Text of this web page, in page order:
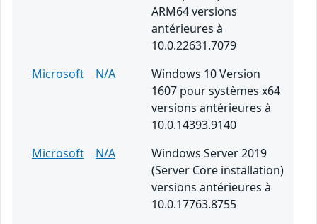
ARM64 versions
antérieures à
10.0.22631.7079
Microsoft
N/A
Windows 10 Version
1607 pour systèmes x64
versions antérieures à
10.0.14393.9140
Microsoft
N/A
Windows Server 2019
(Server Core installation)
versions antérieures à
10.0.17763.8755